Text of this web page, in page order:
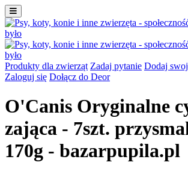
Produkty dla zwierząt Zadaj pytanie Dodaj
Zaloguj się Dołącz do Deor
O'Canis Oryginalne
zająca - 7szt.
170g - bazarpupila.pl